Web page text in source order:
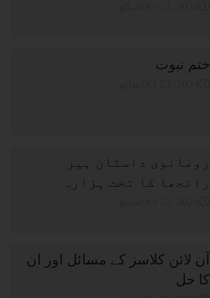
ختم نبوت
رومانوی داستان ہیر
رانجھا کا تخت ہزارہ
آن لائن کلاسز کے مسائل اور ان
کا حل